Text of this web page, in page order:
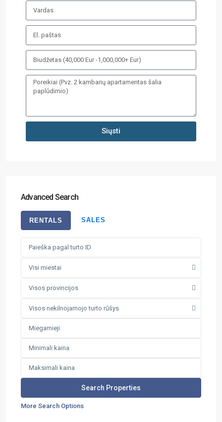
Siųsti
Advanced Search
RENTALS SALES
Visi miestai
Visos provincijos
Visos nekilnojamojo turto rūšys
More Search Options